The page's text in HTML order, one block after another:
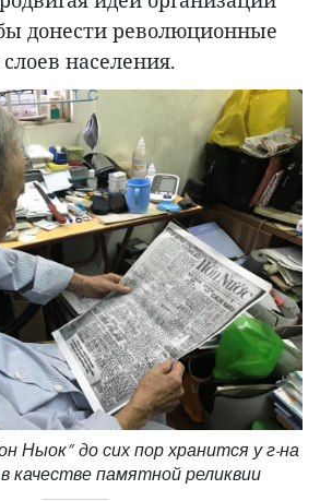
донести революционные
населения.
Ныок” до сих пор хранится у г-на
качестве памятной реликвии